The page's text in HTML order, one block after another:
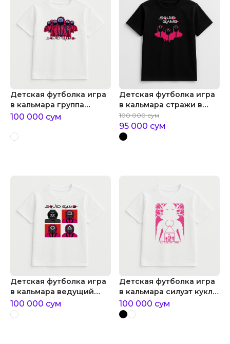
Детская футболка игра
в кальмара группа
розовых страж
100 000 сум
Детская футболка игра
в кальмара стражи в
виде подтеков
100 000 сум
95 000 сум
Детская футболка игра
в кальмара ведущий
игры и охранники
100 000 сум
Детская футболка игра
в кальмара силуэт куклы
игра в кальмара
100 000 сум